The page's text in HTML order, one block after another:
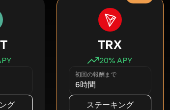
グ
TRX
20% APY
初回の報酬まで
6時間
ステーキング